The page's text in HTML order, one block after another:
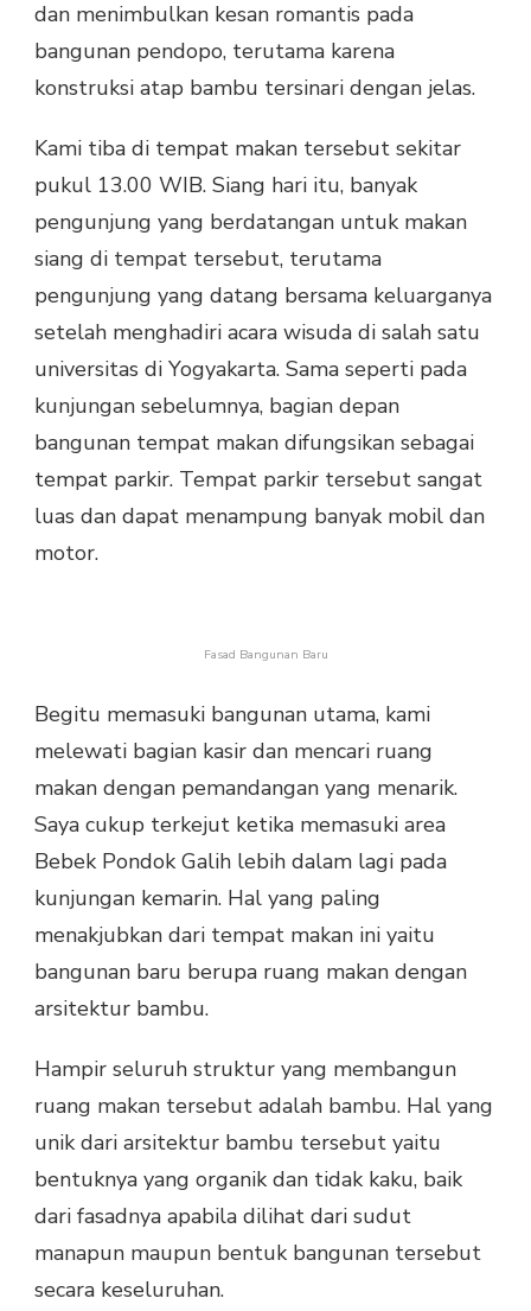
dan menimbulkan kesan romantis pada
bangunan pendopo, terutama karena
konstruksi atap bambu tersinari dengan jelas.
Kami tiba di tempat makan tersebut sekitar
pukul 13.00 WIB. Siang hari itu, banyak
pengunjung yang berdatangan untuk makan
siang di tempat tersebut, terutama
pengunjung yang datang bersama keluarganya
setelah menghadiri acara wisuda di salah satu
universitas di Yogyakarta. Sama seperti pada
kunjungan sebelumnya, bagian depan
bangunan tempat makan difungsikan sebagai
tempat parkir. Tempat parkir tersebut sangat
luas dan dapat menampung banyak mobil dan
motor.
Fasad Bangunan Baru
Begitu memasuki bangunan utama, kami
melewati bagian kasir dan mencari ruang
makan dengan pemandangan yang menarik.
Saya cukup terkejut ketika memasuki area
Bebek Pondok Galih lebih dalam lagi pada
kunjungan kemarin. Hal yang paling
menakjubkan dari tempat makan ini yaitu
bangunan baru berupa ruang makan dengan
arsitektur bambu.
Hampir seluruh struktur yang membangun
ruang makan tersebut adalah bambu. Hal yang
unik dari arsitektur bambu tersebut yaitu
bentuknya yang organik dan tidak kaku, baik
dari fasadnya apabila dilihat dari sudut
manapun maupun bentuk bangunan tersebut
secara keseluruhan.